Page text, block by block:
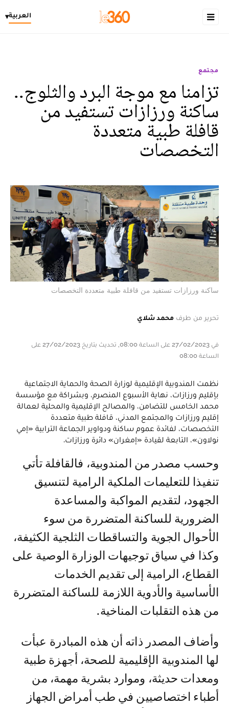
العربية▾
مجتمع
تزامنا مع موجة البرد والثلوج..
ساكنة ورزازات تستفيد من
قافلة طبية متعددة
التخصصات
ساكنة ورزازات تستفيد من قافلة طبية متعددة التخصصات
تحرير من طرف محمد شلاي
في 27/02/2023 على الساعة 08:00, تحديث بتاريخ 27/02/2023 على
الساعة 08:00
نظمت المندوبية الإقليمية لوزارة الصحة والحماية الاجتماعية
بإقليم ورزازات، نهاية الأسبوع المنصرم، وبشراكة مع مؤسسة
محمد الخامس للتضامن، والمصالح الإقليمية والمحلية لعمالة
إقليم ورزازات والمجتمع المدني، قافلة طبية متعددة
التخصصات، لفائدة عموم ساكنة ودواوير الجماعة الترابية «إمي
نولاون»، التابعة لقيادة «إمغران» دائرة ورزازات.
وحسب مصدر من المندوبية، فالقافلة تأتي
تنفيذا للتعليمات الملكية الرامية لتنسيق
الجهود، لتقديم المواكبة والمساعدة
الضرورية للساكنة المتضررة من سوء
الأحوال الجوية والتساقطات الثلجية الكثيفة،
وكذا في سياق توجيهات الوزارة الوصية على
القطاع، الرامية إلى تقديم الخدمات
الأساسية والأدوية اللازمة للساكنة المتضررة
من هذه التقلبات المناخية.
وأضاف المصدر ذاته أن هذه المبادرة عبأت
لها المندوبية الإقليمية للصحة، أجهزة طبية
ومعدات حديثة، وموارد بشرية مهمة، من
أطباء اختصاصيين في طب أمراض الجهاز